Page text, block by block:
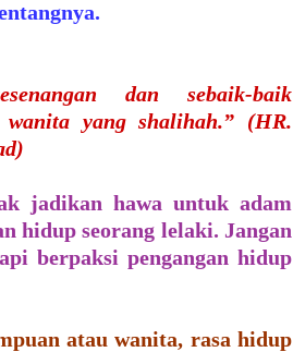
dan sebaik-baik
wanita yang shalihah.” (HR.
jadikan hawa untuk adam
hidup seorang lelaki. Jangan
berpaksi pengangan hidup
atau wanita, rasa hidup